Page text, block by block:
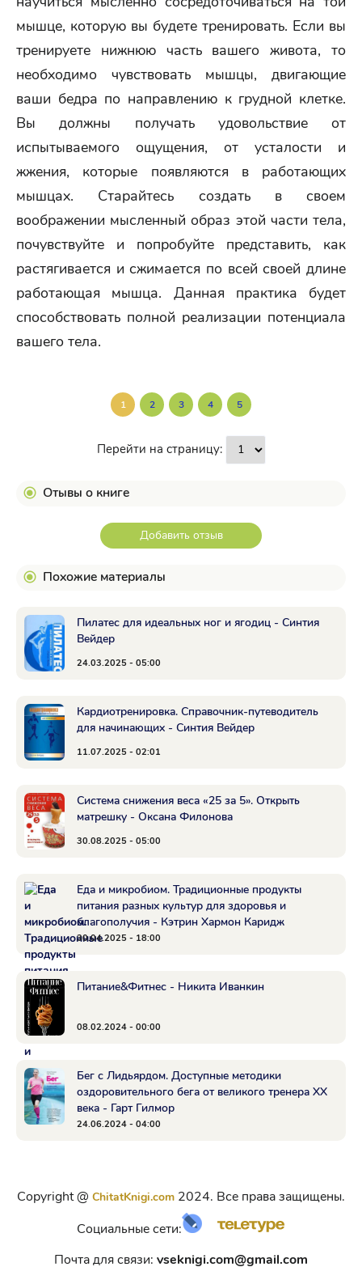
мышце, которую вы будете тренировать. Если вы
тренируете нижнюю часть вашего живота, то
необходимо чувствовать мышцы, двигающие
ваши бедра по направлению к грудной клетке.
Вы должны получать удовольствие от
испытываемого ощущения, от усталости и
жжения, которые появляются в работающих
мышцах. Старайтесь создать в своем
воображении мысленный образ этой части тела,
почувствуйте и попробуйте представить, как
растягивается и сжимается по всей своей длине
работающая мышца. Данная практика будет
способствовать полной реализации потенциала
вашего тела.
1 2 3 4 5
Перейти на страницу:
Отывы о книге
Добавить отзыв
Похожие материалы
Пилатес для идеальных ног и ягодиц - Синтия
Вейдер
24.03.2025 - 05:00
Кардиотренировка. Справочник-путеводитель
для начинающих - Синтия Вейдер
11.07.2025 - 02:01
Система снижения веса «25 за 5». Открыть
матрешку - Оксана Филонова
30.08.2025 - 05:00
Еда и микробиом. Традиционные продукты
питания разных культур для здоровья и
благополучия - Кэтрин Хармон Каридж
30.04.2025 - 18:00
Питание&Фитнес - Никита Иванкин
08.02.2024 - 00:00
Бег с Лидьярдом. Доступные методики
оздоровительного бега от великого тренера XX
века - Гарт Гилмор
24.06.2024 - 04:00
Copyright @ ChitatKnigi.com 2024. Все права защищены.
Социальные сети:
Почта для связи: vseknigi.com@gmail.com